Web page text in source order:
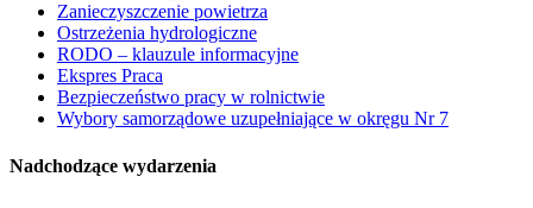
Zanieczyszczenie powietrza
Ostrzeżenia hydrologiczne
RODO – klauzule informacyjne
Ekspres Praca
Bezpieczeństwo pracy w rolnictwie
Wybory samorządowe uzupełniające w okręgu Nr 7
Nadchodzące wydarzenia